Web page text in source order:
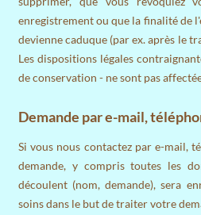
enregistrement ou que la finalité de
devienne caduque (par ex. après le
Les dispositions légales
de conservation - ne sont pas
Demande par e-mail,
Si vous nous contactez par e-mail,
demande, y compris toutes les
découlent (nom, demande), sera
soins dans le but de traiter votre